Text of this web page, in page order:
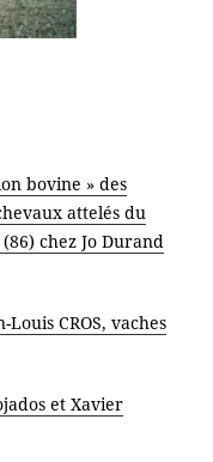
bovine » des
attelés du
chez Jo Durand
CROS, vaches
et Xavier